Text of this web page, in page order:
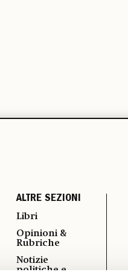
ALTRE SEZIONI
Libri
Opinioni &
Rubriche
Notizie